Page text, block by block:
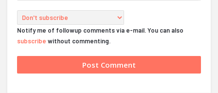
Notify me of followup comments via e-mail. You can also
subscribe without commenting.